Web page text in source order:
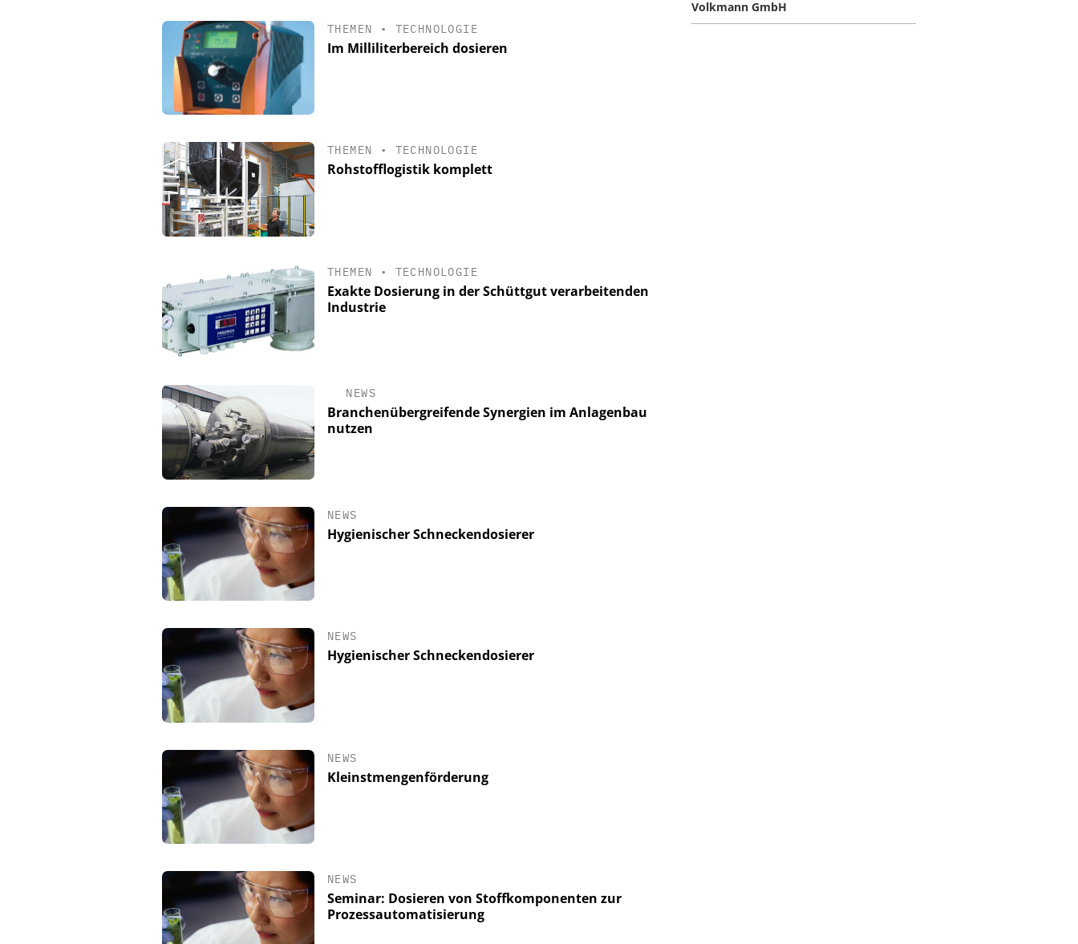
THEMEN • TECHNOLOGIE
Im Milliliterbereich dosieren
THEMEN • TECHNOLOGIE
Rohstofflogistik komplett
THEMEN • TECHNOLOGIE
Exakte Dosierung in der Schüttgut verarbeitenden
Industrie
NEWS
Branchenübergreifende Synergien im Anlagenbau
nutzen
NEWS
Hygienischer Schneckendosierer
NEWS
Hygienischer Schneckendosierer
NEWS
Kleinstmengenförderung
NEWS
Seminar: Dosieren von Stoffkomponenten zur
Prozessautomatisierung
Volkmann GmbH